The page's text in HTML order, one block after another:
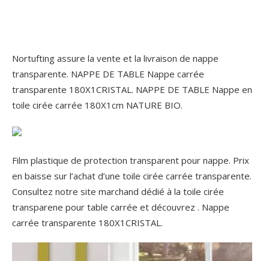
Nortufting assure la vente et la livraison de nappe
transparente. NAPPE DE TABLE Nappe carrée
transparente 180X1CRISTAL. NAPPE DE TABLE Nappe en
toile cirée carrée 180X1cm NATURE BIO.
Film plastique de protection transparent pour nappe. Prix
en baisse sur l’achat d’une toile cirée carrée transparente.
Consultez notre site marchand dédié à la toile cirée
transparene pour table carrée et découvrez . Nappe
carrée transparente 180X1CRISTAL.